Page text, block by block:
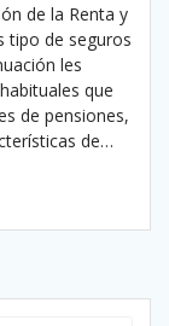
de la Renta y
tipo de seguros
les
que
de pensiones,
de…